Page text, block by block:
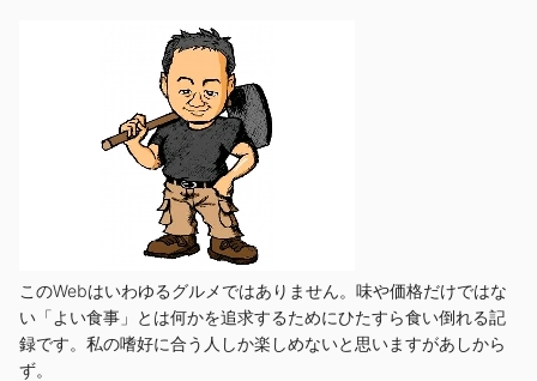
このWebはいわゆるグルメではありません。味や価格だけではな
い「よい食事」とは何かを追求するためにひたすら食い倒れる記
録です。私の嗜好に合う人しか楽しめないと思いますがあしから
ず。